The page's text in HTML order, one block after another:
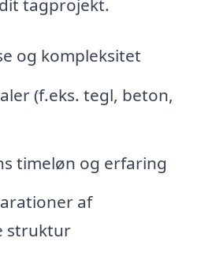
tagprojekt.
og kompleksitet
(f.eks. tegl, beton,
timeløn og erfaring
af
struktur